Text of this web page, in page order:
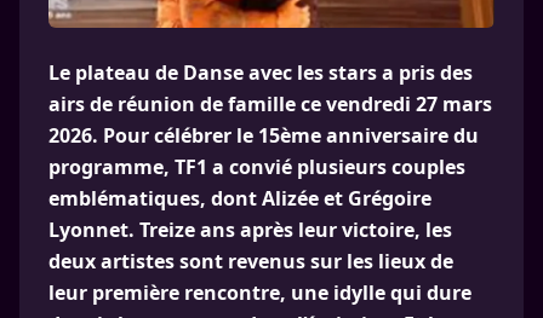
Le plateau de Danse avec les stars a pris des
airs de réunion de famille ce vendredi 27 mars
2026. Pour célébrer le 15ème anniversaire du
programme, TF1 a convié plusieurs couples
emblématiques, dont Alizée et Grégoire
Lyonnet. Treize ans après leur victoire, les
deux artistes sont revenus sur les lieux de
leur première rencontre, une idylle qui dure